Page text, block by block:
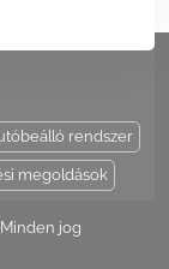
rendszer
megoldások
jog